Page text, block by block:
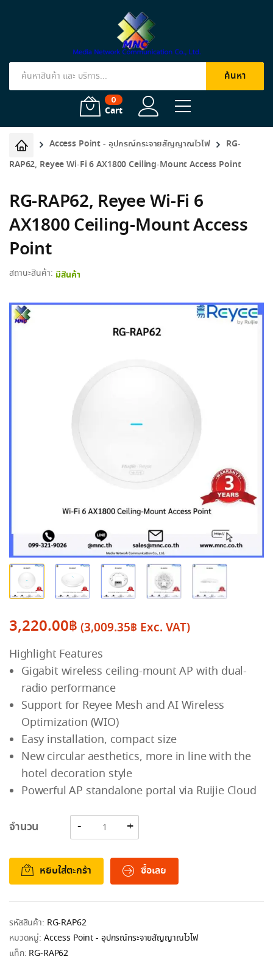
Products
ค้นหา
0
Cart
Access Point - อุปกรณ์กระจายสัญญาณไวไฟ
RG-
RAP62, Reyee Wi-Fi 6 AX1800 Ceiling-Mount Access Point
RG-RAP62, Reyee Wi-Fi 6
AX1800 Ceiling-Mount Access
Point
สถานะสินค้า: มีสินค้า
3,220.00฿ (3,009.35฿ Exc. VAT)
Highlight Features
Gigabit wireless ceiling-mount AP with dual-
radio performance
Support for Reyee Mesh and AI Wireless
Optimization (WIO)
Easy installation, compact size
New circular aesthetics, more in line with the
hotel decoration style
Powerful AP standalone portal via Ruijie Cloud
จำนวน
หยิบใส่ตะกร้า ซื้อเลย
รหัสสินค้า: RG-RAP62
หมวดหมู่: Access Point - อุปกรณ์กระจายสัญญาณไวไฟ
แท็ก: RG-RAP62